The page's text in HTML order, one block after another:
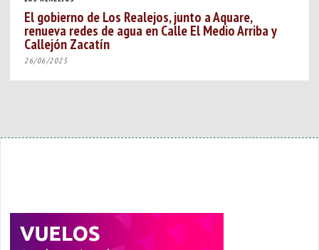
El gobierno de Los Realejos, junto a Aquare,
renueva redes de agua en Calle El Medio Arriba y
Callejón Zacatín
26/06/2025